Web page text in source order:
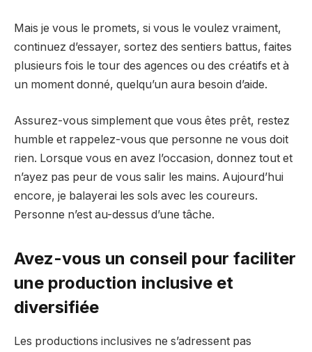
Mais je vous le promets, si vous le voulez vraiment,
continuez d’essayer, sortez des sentiers battus, faites
plusieurs fois le tour des agences ou des créatifs et à
un moment donné, quelqu’un aura besoin d’aide.
Assurez-vous simplement que vous êtes prêt, restez
humble et rappelez-vous que personne ne vous doit
rien. Lorsque vous en avez l’occasion, donnez tout et
n’ayez pas peur de vous salir les mains. Aujourd’hui
encore, je balayerai les sols avec les coureurs.
Personne n’est au-dessus d’une tâche.
Avez-vous un conseil pour faciliter
une production inclusive et
diversifiée
Les productions inclusives ne s’adressent pas